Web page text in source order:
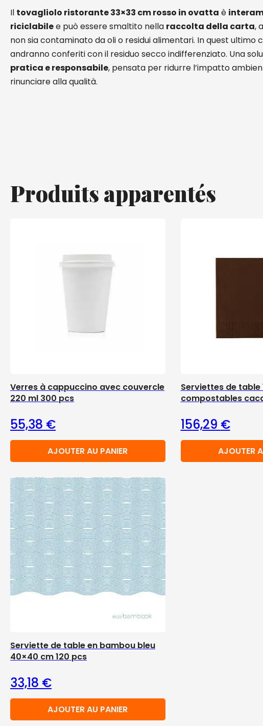
Il tovagliolo ristorante 33×33 cm rosso in ovatta è
riciclabilee può essere smaltito nella raccolta della carta,
non sia contaminato da oli o residui alimentari. In quest ultimo
andranno conferiti con il residuo secco indifferenziato. Una
pratica e responsabile, pensata per ridurre l’impatto
rinunciare alla qualità.
Produits apparentés
Verres à cappuccino avec couvercle
220 ml 300 pcs
55,38 €
AJOUTER AU PANIER
Serviettes de table
compostables
156,29 €
AJOUTER
Serviette de table en bambou bleu
40×40 cm 120 pcs
33,18 €
AJOUTER AU PANIER